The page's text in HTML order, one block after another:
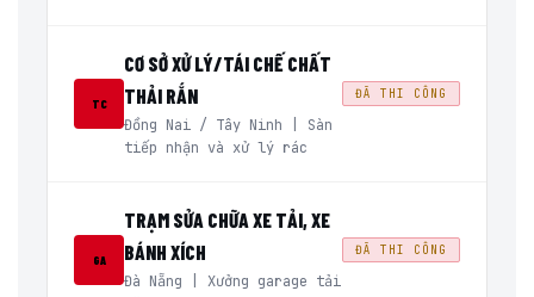
TC
CƠ SỞ XỬ LÝ/TÁI CHẾ CHẤT
THẢI RẮN
Đồng Nai / Tây Ninh | Sàn
tiếp nhận và xử lý rác
ĐÃ THI CÔNG
GA
TRẠM SỬA CHỮA XE TẢI, XE
BÁNH XÍCH
Đà Nẵng | Xưởng garage tải
ĐÃ THI CÔNG